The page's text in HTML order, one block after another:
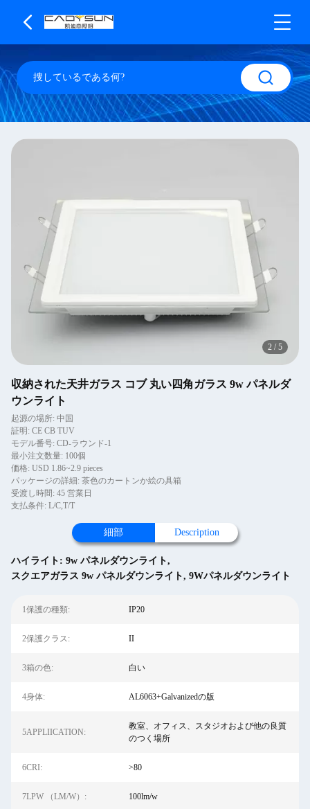
2 /5
収納された天井ガラス コブ 丸い四角ガラス 9w パネルダ
ウンライト
起源の場所: 中国
証明: CE CB TUV
モデル番号: CD-ラウンド-1
最小注文数量: 100個
価格: USD 1.86~2.9 pieces
パッケージの詳細: 茶色のカートンか絵の具箱
受渡し時間: 45 営業日
支払条件: L/C,T/T
細部 Description
ハイライト: 9w パネルダウンライト,
スクエアガラス 9w パネルダウンライト, 9Wパネルダウンライト
1保護の種類: IP20
2保護クラス: II
3箱の色: 白い
4身体: AL6063+Galvanizedの版
5APPLIICATION:
教室、オフィス、スタジオおよび他の良質
のつく場所
6CRI: >80
7LPW （LM/W）: 100lm/w